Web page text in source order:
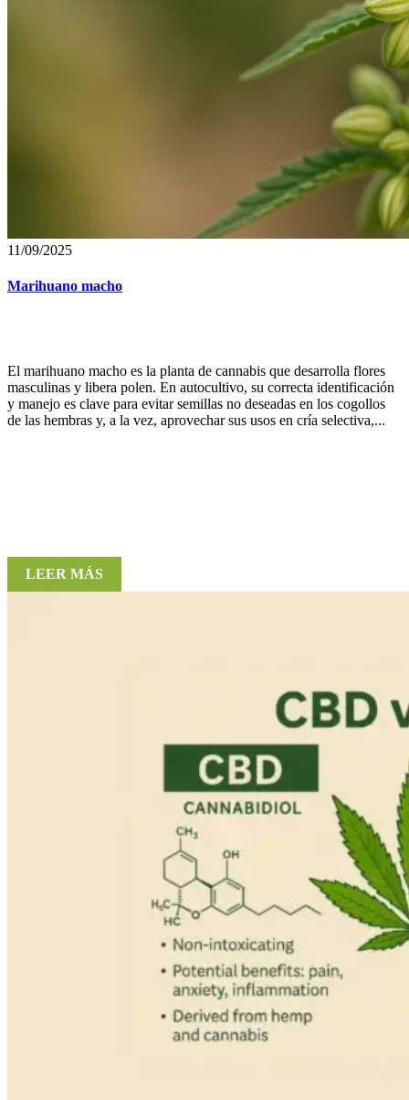
11/09/2025
Marihuano macho
El marihuano macho es la planta de cannabis que desarrolla flores
masculinas y libera polen. En autocultivo, su correcta identificación
y manejo es clave para evitar semillas no deseadas en los cogollos
de las hembras y, a la vez, aprovechar sus usos en cría selectiva,...
LEER MÁS